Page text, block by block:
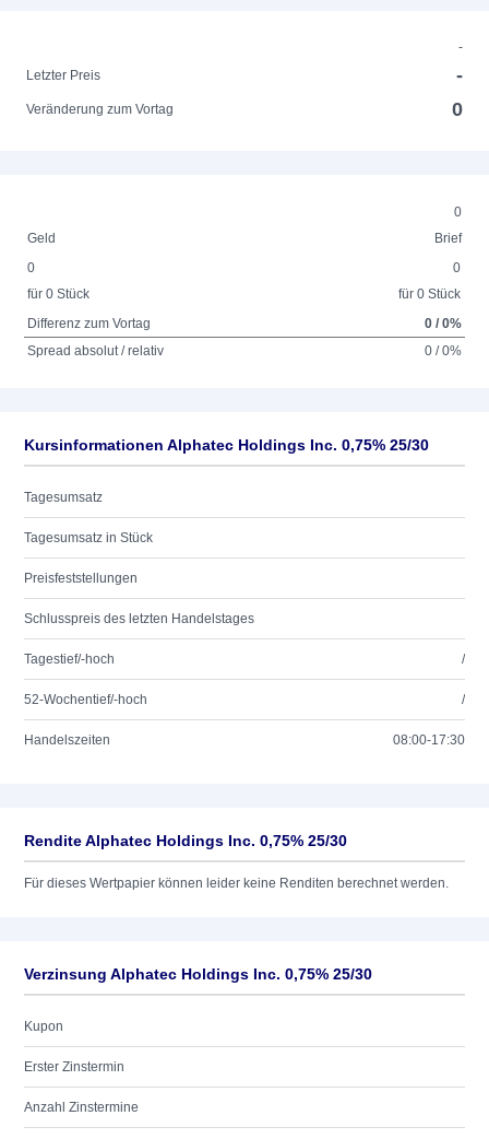
-
Letzter Preis
-
Veränderung zum Vortag 0
0
Geld
Brief
0
für 0 Stück
0
für 0 Stück
Differenz zum Vortag
0 / 0%
Spread absolut / relativ
0 / 0%
Kursinformationen Alphatec Holdings Inc. 0,75% 25/30
Tagesumsatz
Tagesumsatz in Stück
Preisfeststellungen
Schlusspreis des letzten Handelstages
Tagestief/-hoch /
52-Wochentief/-hoch /
Handelszeiten 08:00-17:30
Rendite Alphatec Holdings Inc. 0,75% 25/30
Für dieses Wertpapier können leider keine Renditen berechnet werden.
Verzinsung Alphatec Holdings Inc. 0,75% 25/30
Kupon
Erster Zinstermin
Anzahl Zinstermine